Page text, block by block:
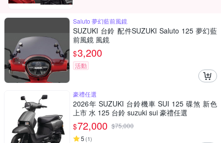
Saluto 夢幻藍前風鏡
SUZUKI 台鈴 配件SUZUKI Saluto 125 夢幻藍
前風鏡 風鏡
$3,200
活動
豪禮任選
2026年 SUZUKI 台鈴機車 SUI 125 碟煞 新色
上市 水 125 台鈴 suzuki sui 豪禮任選
$72,000 $75,000
5 (1)